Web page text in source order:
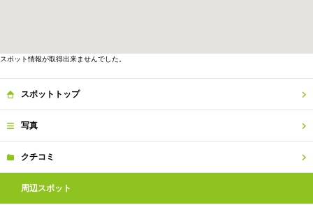
スポット情報が取得出来ませんでした。
スポット トップ
写真
クチコミ
周辺スポット